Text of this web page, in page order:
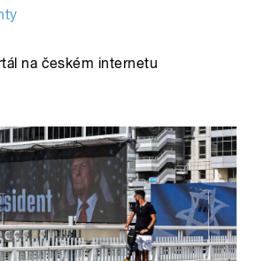
na českém internetu